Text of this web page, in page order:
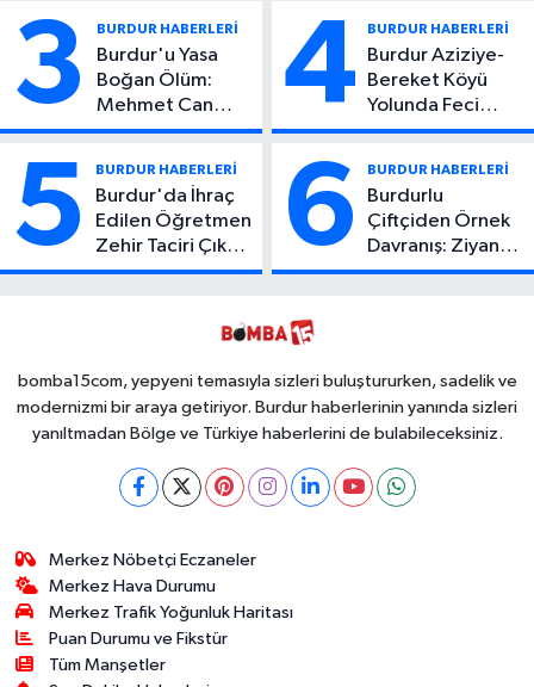
3 BURDUR HABERLERİ
Burdur'u Yasa
Boğan Ölüm:
Mehmet Can
Atıcı Genç Yaşta
4 BURDUR HABERLERİ
Burdur Aziziye-
Bereket Köyü
Yolunda Feci
Kaza: 1 Ölü, 2
5 BURDUR HABERLERİ
Burdur'da İhraç
Edilen Öğretmen
Zehir Taciri Çıktı:
Binlerce
6 BURDUR HABERLERİ
Burdurlu
Çiftçiden Örnek
Davranış: Ziyan
Olmasın Diye
Toplayabilecek
bomba15com, yepyeni temasıyla sizleri buluştururken, sadelik ve
modernizmi bir araya getiriyor. Burdur haberlerinin yanında sizleri
yanıltmadan Bölge ve Türkiye haberlerini de bulabileceksiniz.
Merkez Nöbetçi Eczaneler
Merkez Hava Durumu
Merkez Trafik Yoğunluk Haritası
Puan Durumu ve Fikstür
Tüm Manşetler